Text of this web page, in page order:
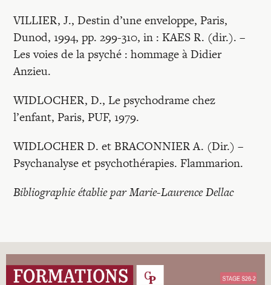
VILLIER, J., Destin d’une enveloppe, Paris,
Dunod, 1994, pp. 299-310, in : KAES R. (dir.). –
Les voies de la psyché : hommage à Didier
Anzieu.
WIDLOCHER, D., Le psychodrame chez
l’enfant, Paris, PUF, 1979.
WIDLOCHER D. et BRACONNIER A. (Dir.) –
Psychanalyse et psychothérapies. Flammarion.
Bibliographie établie par Marie-Laurence Dellac